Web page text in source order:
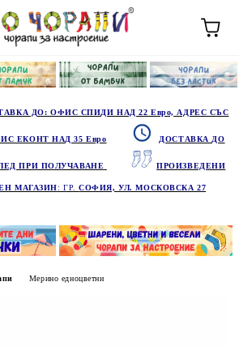
ДО: ОФИС СПИДИ НАД 22 Евро, АДРЕС СЪС
ЕКОНТ НАД 35 Евро ДОСТАВКА ДО
ПРИ ПОЛУЧАВАНЕ ПРОИЗВЕДЕНИ
МАГАЗИН: ГР.СОФИЯ, УЛ. МОСКОВСКА 27
Мерино едноцветни